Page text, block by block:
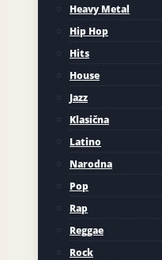
Heavy Metal
Hip Hop
Hits
House
Jazz
Klasična
Latino
Narodna
Pop
Rap
Reggae
Rock